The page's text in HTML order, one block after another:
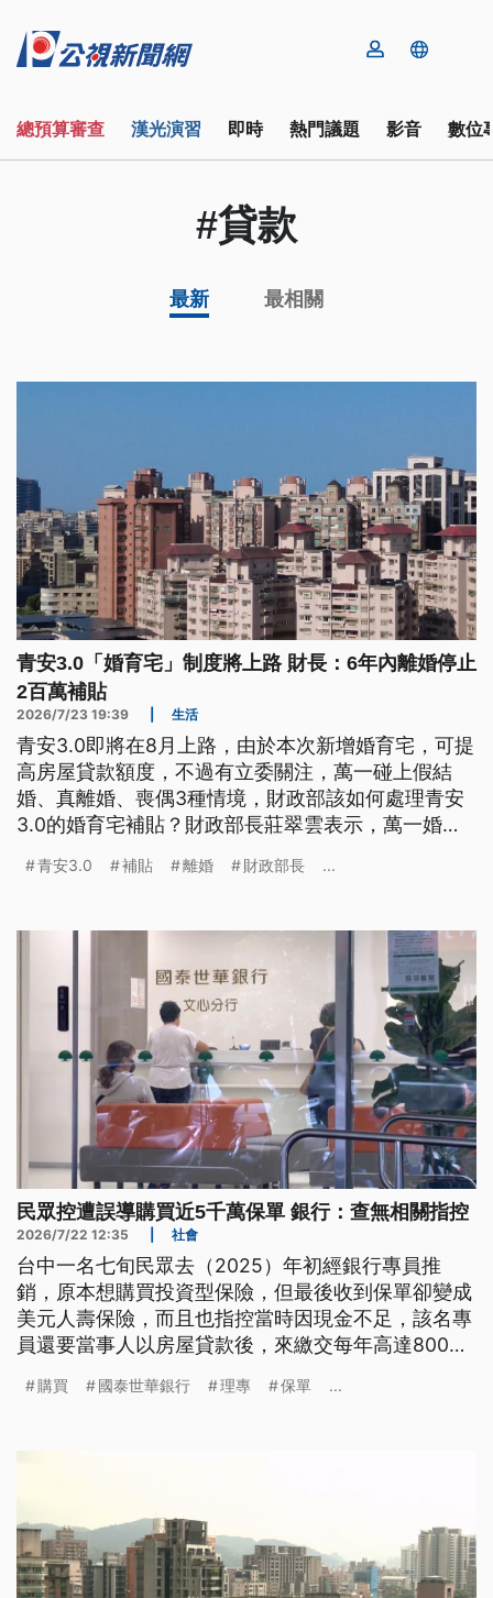
總預算審查 漢光演習 即時 熱門議題 影音 數位
#貸款
最新 最相關
青安3.0「婚育宅」制度將上路 財長：6年內離婚停止
2百萬補貼
2026/7/23 19:39 生活
青安3.0即將在8月上路，由於本次新增婚育宅，可提
高房屋貸款額度，不過有立委關注，萬一碰上假結
婚、真離婚、喪偶3種情境，財政部該如何處理青安
3.0的婚育宅補貼？財政部長莊翠雲表示，萬一婚姻
200萬元利息補貼，就會停止。如果是藉由假結婚提
青安3.0 補貼 離婚 財政部長 ...
民眾控遭誤導購買近5千萬保單 銀行：查無相關指控
2026/7/22 12:35 社會
台中一名七旬民眾去（2025）年初經銀行專員推
銷，原本想購買投資型保險，但最後收到保單卻變成
美元人壽保險，而且也指控當時因現金不足，該名專
員還要當事人以房屋貸款後，來繳交每年高達800萬
指控內容。
購買 國泰世華銀行 理專 保單 ...